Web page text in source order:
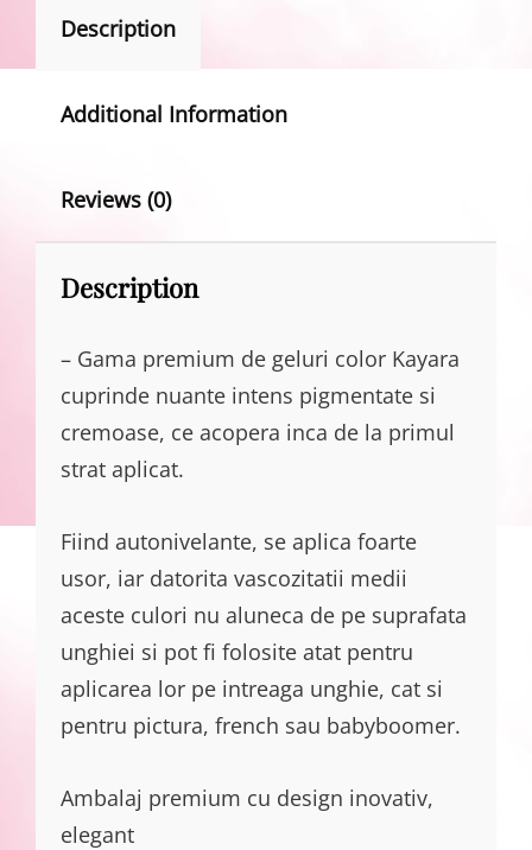
Description
Additional Information
Reviews (0)
Description
– Gama premium de geluri color Kayara
cuprinde nuante intens pigmentate si
cremoase, ce acopera inca de la primul
strat aplicat.
Fiind autonivelante, se aplica foarte
usor, iar datorita vascozitatii medii
aceste culori nu aluneca de pe suprafata
unghiei si pot fi folosite atat pentru
aplicarea lor pe intreaga unghie, cat si
pentru pictura, french sau babyboomer.
Ambalaj premium cu design inovativ,
elegant